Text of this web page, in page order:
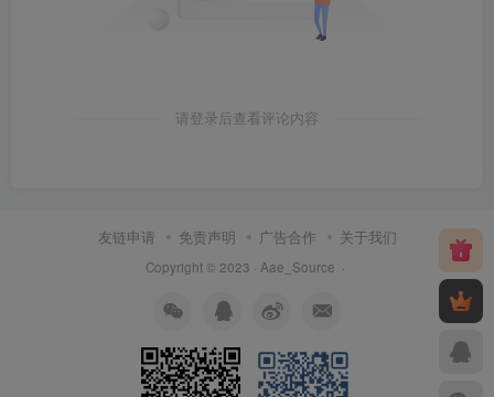
请登录后查看评论内容
友链申请 免责声明 广告合作 关于我们
Copyright © 2023 · Aae_Source ·